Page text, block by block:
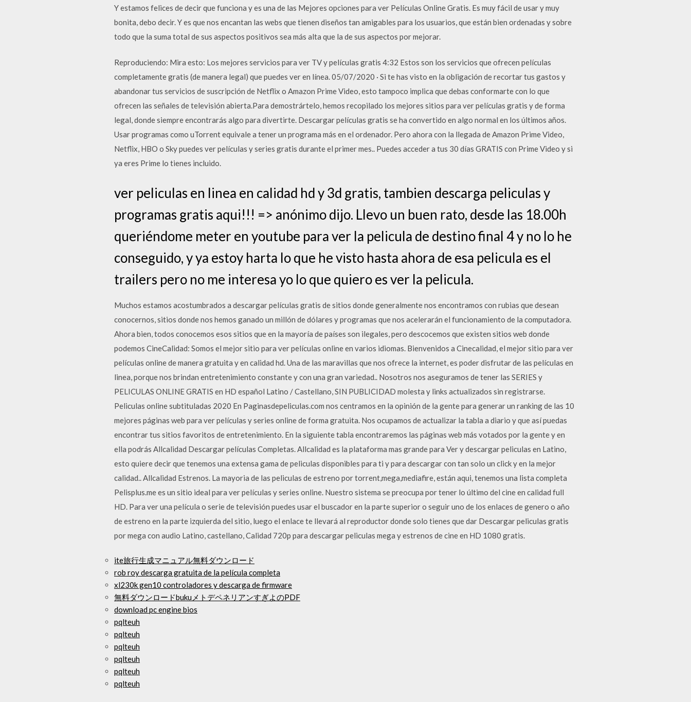
Y estamos felices de decir que funciona y es una de las Mejores opciones para ver Películas Online Gratis. Es muy fácil de usar y muy
bonita, debo decir. Y es que nos encantan las webs que tienen diseños tan amigables para los usuarios, que están bien ordenadas y sobre
todo que la suma total de sus aspectos positivos sea más alta que la de sus aspectos por mejorar.
Reproduciendo: Mira esto: Los mejores servicios para ver TV y películas gratis 4:32 Estos son los servicios que ofrecen películas
completamente gratis (de manera legal) que puedes ver en línea. 05/07/2020 · Si te has visto en la obligación de recortar tus gastos y
abandonar tus servicios de suscripción de Netflix o Amazon Prime Video, esto tampoco implica que debas conformarte con lo que
ofrecen las señales de televisión abierta.Para demostrártelo, hemos recopilado los mejores sitios para ver películas gratis y de forma
legal, donde siempre encontrarás algo para divertirte. Descargar películas gratis se ha convertido en algo normal en los últimos años.
Usar programas como uTorrent equivale a tener un programa más en el ordenador. Pero ahora con la llegada de Amazon Prime Video,
Netflix, HBO o Sky puedes ver películas y series gratis durante el primer mes.. Puedes acceder a tus 30 días GRATIS con Prime Video y si
ya eres Prime lo tienes incluido.
ver peliculas en linea en calidad hd y 3d gratis, tambien descarga peliculas y
programas gratis aqui!!! => anónimo dijo. Llevo un buen rato, desde las 18.00h
queriéndome meter en youtube para ver la pelicula de destino final 4 y no lo he
conseguido, y ya estoy harta lo que he visto hasta ahora de esa pelicula es el
trailers pero no me interesa yo lo que quiero es ver la pelicula.
Muchos estamos acostumbrados a descargar películas gratis de sitios donde generalmente nos encontramos con rubias que desean
conocernos, sitios donde nos hemos ganado un millón de dólares y programas que nos acelerarán el funcionamiento de la computadora.
Ahora bien, todos conocemos esos sitios que en la mayoría de países son ilegales, pero descocemos que existen sitios web donde
podemos CineCalidad: Somos el mejor sitio para ver películas online en varios idiomas. Bienvenidos a Cinecalidad, el mejor sitio para ver
películas online de manera gratuita y en calidad hd. Una de las maravillas que nos ofrece la internet, es poder disfrutar de las películas en
linea, porque nos brindan entretenimiento constante y con una gran variedad.. Nosotros nos aseguramos de tener las SERIES y
PELICULAS ONLINE GRATIS en HD español Latino / Castellano, SIN PUBLICIDAD molesta y links actualizados sin registrarse.
Peliculas online subtituladas 2020 En Paginasdepeliculas.com nos centramos en la opinión de la gente para generar un ranking de las 10
mejores páginas web para ver películas y series online de forma gratuita. Nos ocupamos de actualizar la tabla a diario y que así puedas
encontrar tus sitios favoritos de entretenimiento. En la siguiente tabla encontraremos las páginas web más votados por la gente y en
ella podrás Allcalidad Descargar películas Completas. Allcalidad es la plataforma mas grande para Ver y descargar peliculas en Latino,
esto quiere decir que tenemos una extensa gama de peliculas disponibles para ti y para descargar con tan solo un click y en la mejor
calidad.. Allcalidad Estrenos. La mayoria de las peliculas de estreno por torrent,mega,mediafire, están aqui, tenemos una lista completa
Pelisplus.me es un sitio ideal para ver películas y series online. Nuestro sistema se preocupa por tener lo último del cine en calidad full
HD. Para ver una película o serie de televisión puedes usar el buscador en la parte superior o seguir uno de los enlaces de genero o año
de estreno en la parte izquierda del sitio, luego el enlace te llevará al reproductor donde solo tienes que dar Descargar peliculas gratis
por mega con audio Latino, castellano, Calidad 720p para descargar peliculas mega y estrenos de cine en HD 1080 gratis.
ite旅行生成マニュアル無料ダウンロード
rob roy descarga gratuita de la película completa
xl230k gen10 controladores y descarga de firmware
無料ダウンロードbukuメトデペネリアンすぎよのPDF
download pc engine bios
pqlteuh
pqlteuh
pqlteuh
pqlteuh
pqlteuh
pqlteuh